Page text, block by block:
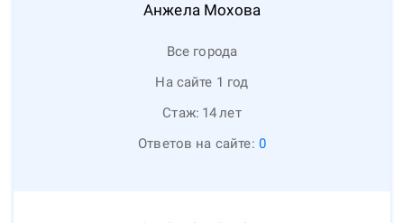
Анжела Мохова
Все города
На сайте 1 год
Стаж: 14лет
Ответов на сайте: 0